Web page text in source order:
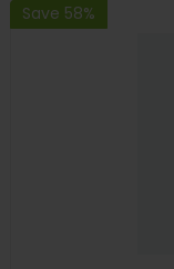
Save 58%